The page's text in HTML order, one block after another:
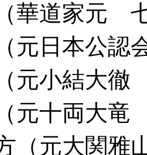
華道家元
元日本公
元小結大
元十両大
（元大関